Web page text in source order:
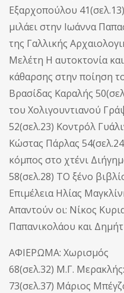
Εξαρχοπούλου
μιλάει στην Ιωάννα
της Γαλλικής
Μελέτη Η αυτοκτονία
κάθαρσης στην ποίηση
Βρασίδας Καραλής
του Χολιγουντιανού
52(σελ.23) Κοντρόλ
Κώστας Πάρλας
κόμπος στο χτένι
58(σελ.28) ΤΟ ξένο
Επιμέλεια Ηλίας
Απαντούν οι: Νίκος
Παπανικολάου και
ΑΦΙΕΡΩΜΑ: Χωρισμός
68(σελ.32) Μ.Γ.
73(σελ.37) Μάριος